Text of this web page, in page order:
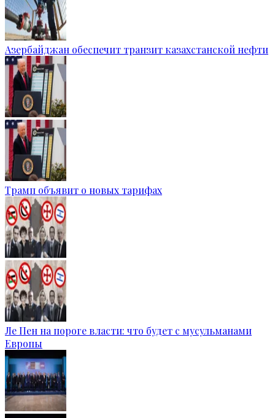
Азербайджан обеспечит транзит казахстанской нефти
Трамп объявит о новых тарифах
Ле Пен на пороге власти: что будет с мусульманами
Европы